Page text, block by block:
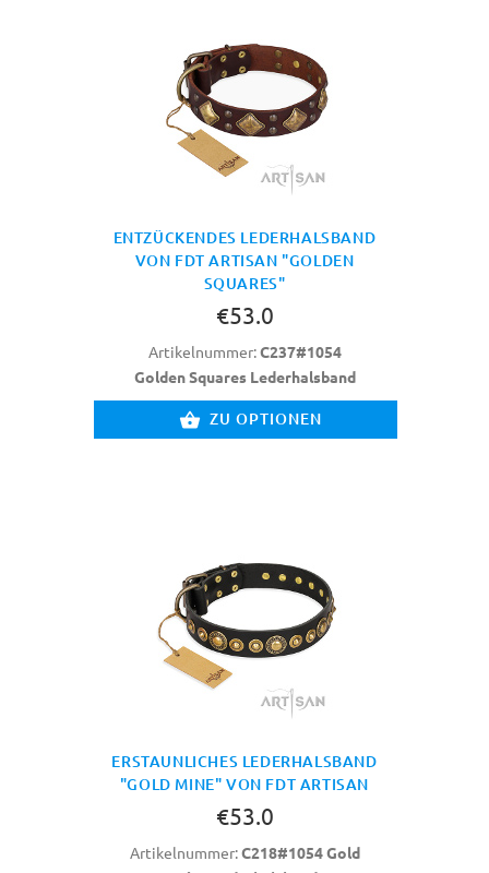
ENTZÜCKENDES LEDERHALSBAND
VON FDT ARTISAN "GOLDEN
SQUARES"
€53.0
Artikelnummer:C237#1054
Golden Squares Lederhalsband
ZU OPTIONEN
ERSTAUNLICHES LEDERHALSBAND
"GOLD MINE" VON FDT ARTISAN
€53.0
Artikelnummer:C218#1054 Gold